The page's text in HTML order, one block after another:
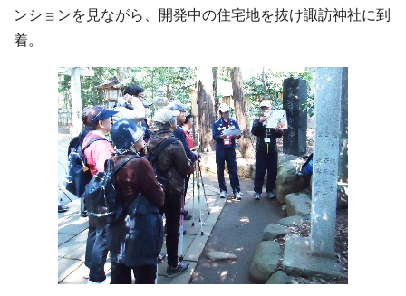
ンションを見ながら、開発中の住宅地を抜け諏訪神社に到
着。